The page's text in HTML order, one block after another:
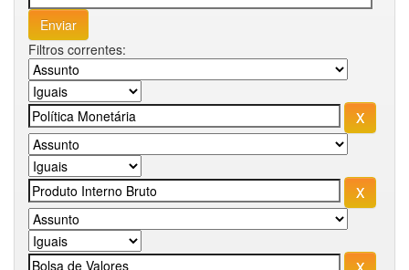
Filtros correntes: